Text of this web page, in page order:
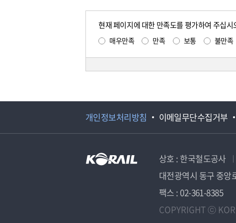
현재 페이지에 대한 만족도를 평가하여 주십시
매우만족 만족 보통 불만족
개인정보처리방침 이메일무단수집거부
상호 : 한국철도공사
대전광역시 동구 중앙
팩스 : 02-361-8385
COPYRIGHT ⓒ